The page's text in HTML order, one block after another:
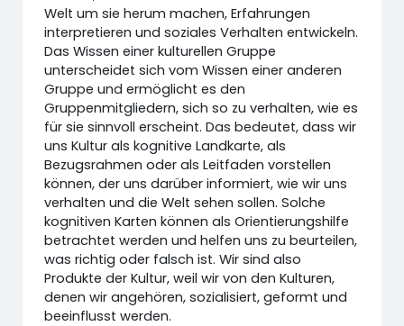
Welt um sie herum machen, Erfahrungen
interpretieren und soziales Verhalten entwickeln.
Das Wissen einer kulturellen Gruppe
unterscheidet sich vom Wissen einer anderen
Gruppe und ermöglicht es den
Gruppenmitgliedern, sich so zu verhalten, wie es
für sie sinnvoll erscheint. Das bedeutet, dass wir
uns Kultur als kognitive Landkarte, als
Bezugsrahmen oder als Leitfaden vorstellen
können, der uns darüber informiert, wie wir uns
verhalten und die Welt sehen sollen. Solche
kognitiven Karten können als Orientierungshilfe
betrachtet werden und helfen uns zu beurteilen,
was richtig oder falsch ist. Wir sind also
Produkte der Kultur, weil wir von den Kulturen,
denen wir angehören, sozialisiert, geformt und
beeinflusst werden.